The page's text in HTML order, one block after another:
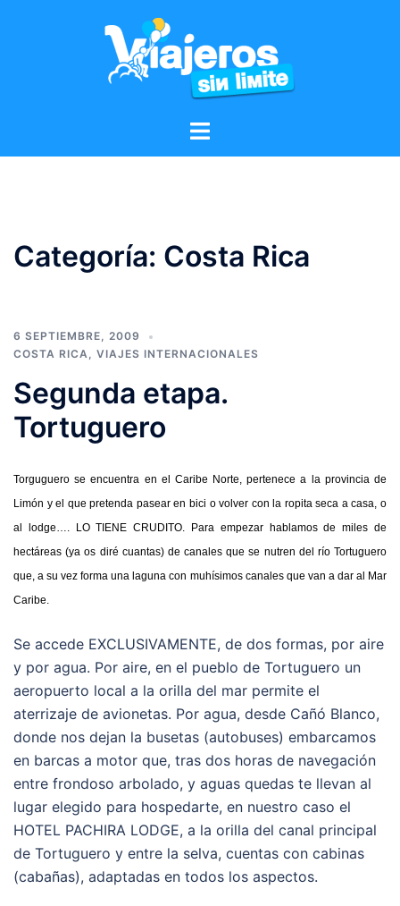
Categoría: Costa Rica
6 SEPTIEMBRE, 2009
COSTA RICA, VIAJES INTERNACIONALES
Segunda etapa.
Tortuguero
Torguguero se encuentra en el Caribe Norte, pertenece a la provincia de
Limón y el que pretenda pasear en bici o volver con la ropita seca a casa, o
al lodge…. LO TIENE CRUDITO. Para empezar hablamos de miles de
hectáreas (ya os diré cuantas) de canales que se nutren del río Tortuguero
que, a su vez forma una laguna con muhísimos canales que van a dar al Mar
Caribe.
Se accede EXCLUSIVAMENTE, de dos formas, por aire
y por agua. Por aire, en el pueblo de Tortuguero un
aeropuerto local a la orilla del mar permite el
aterrizaje de avionetas. Por agua, desde Cañó Blanco,
donde nos dejan la busetas (autobuses) embarcamos
en barcas a motor que, tras dos horas de navegación
entre frondoso arbolado, y aguas quedas te llevan al
lugar elegido para hospedarte, en nuestro caso el
HOTEL PACHIRA LODGE, a la orilla del canal principal
de Tortuguero y entre la selva, cuentas con cabinas
(cabañas), adaptadas en todos los aspectos.